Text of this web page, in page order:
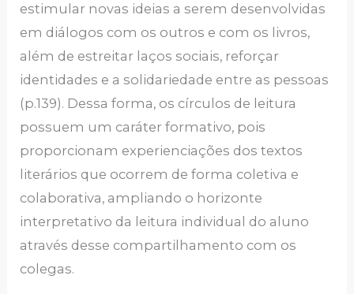
estimular novas ideias a serem desenvolvidas
em diálogos com os outros e com os livros,
além de estreitar laços sociais, reforçar
identidades e a solidariedade entre as pessoas
(p.139). Dessa forma, os círculos de leitura
possuem um caráter formativo, pois
proporcionam experienciações dos textos
literários que ocorrem de forma coletiva e
colaborativa, ampliando o horizonte
interpretativo da leitura individual do aluno
através desse compartilhamento com os
colegas.